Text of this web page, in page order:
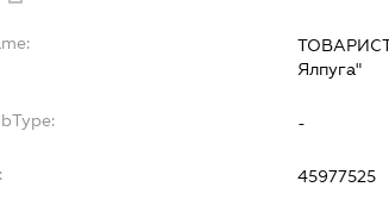
Ялпуга"
-
45977525